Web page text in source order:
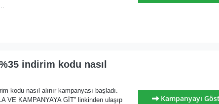
indirim kodu nasıl
kodu nasıl alınır kampanyası başladı.
VE KAMPANYAYA GİT” linkinden ulaşıp
Kampanyayı